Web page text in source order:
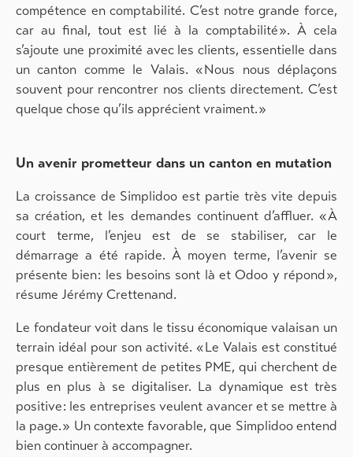
compétence en comptabilité. C’est notre grande force,
car au final, tout est lié à la comptabilité ». À cela
s’ajoute une proximité avec les clients, essentielle dans
un canton comme le Valais. « Nous nous déplaçons
souvent pour rencontrer nos clients directement. C’est
quelque chose qu’ils apprécient vraiment. »
Un avenir prometteur dans un canton en mutation
La croissance de Simplidoo est partie très vite depuis
sa création, et les demandes continuent d’affluer. « À
court terme, l’enjeu est de se stabiliser, car le
démarrage a été rapide. À moyen terme, l’avenir se
présente bien : les besoins sont là et Odoo y répond »,
résume Jérémy Crettenand.
Le fondateur voit dans le tissu économique valaisan un
terrain idéal pour son activité. « Le Valais est constitué
presque entièrement de petites PME, qui cherchent de
plus en plus à se digitaliser. La dynamique est très
positive : les entreprises veulent avancer et se mettre à
la page. » Un contexte favorable, que Simplidoo entend
bien continuer à accompagner.